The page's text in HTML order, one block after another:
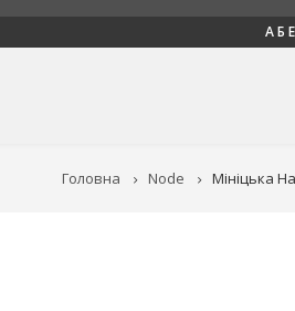
Головна Node Мініцька